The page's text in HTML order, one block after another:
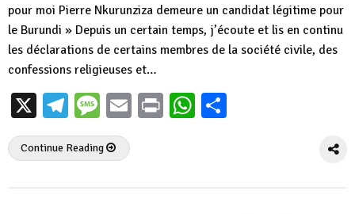
pour moi Pierre Nkurunziza demeure un candidat légitime pour
le Burundi » Depuis un certain temps, j’écoute et lis en continu
les déclarations de certains membres de la société civile, des
confessions religieuses et…
X Telegram
Message
EmailPrintWhatsApp
Continue Reading